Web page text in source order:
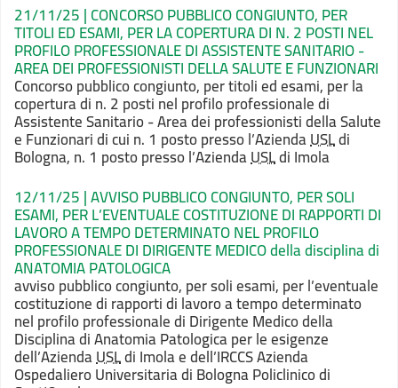
21/11/25 | CONCORSO PUBBLICO CONGIUNTO, PER
TITOLI ED ESAMI, PER LA COPERTURA DI N. 2 POSTI NEL
PROFILO PROFESSIONALE DI ASSISTENTE SANITARIO -
AREA DEI PROFESSIONISTI DELLA SALUTE E FUNZIONARI
Concorsopubblico congiunto, per titoli ed esami, per la
copertura di n. 2 posti nelprofilo professionale di
Assistente Sanitario - Area dei professionisti della Salute
e Funzionari di cui n. 1 posto presso l’AziendaUSLdi
Bologna, n. 1 postopresso l’AziendaUSLdi Imola
12/11/25 | AVVISO PUBBLICO CONGIUNTO, PER SOLI
ESAMI, PER L’EVENTUALE COSTITUZIONE DI RAPPORTI DI
LAVORO A TEMPO DETERMINATO NEL PROFILO
PROFESSIONALE DI DIRIGENTE MEDICO della disciplina di
ANATOMIA PATOLOGICA
avviso pubblico congiunto, per soli esami, per l’eventuale
costituzione di rapporti di lavoro a tempo determinato
nel profilo professionale di Dirigente Medico della
Disciplina di Anatomia Patologicaper le esigenze
dell’AziendaUSLdi Imola e dell’IRCCS Azienda
Ospedaliero Universitaria di Bologna Policlinico di